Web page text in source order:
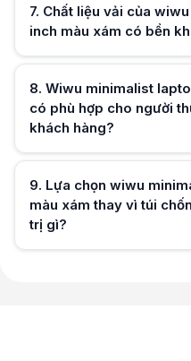
Hữu ích (0)
7. Chất liệu vải của
inch màu xám có bền
8. Wiwu minimalist
có phù hợp cho người
khách hàng?
Hữu ích (
9. Lựa chọn wiwu
màu xám thay vì túi
trị gì?